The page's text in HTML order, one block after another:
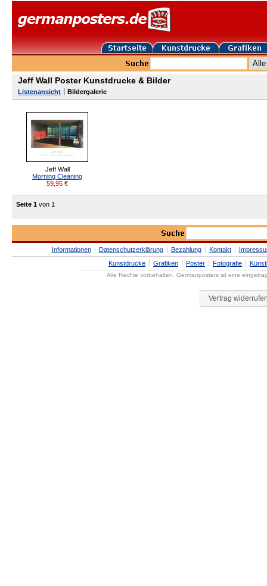
Jeff Wall Poster Kunstdrucke & Bilder
Listenansicht Bildergalerie
Jeff Wall
Morning Cleaning
59,95 €
Seite 1 von 1
Informationen Datenschutzerklärung Bezahlung Kontakt
Kunstdrucke
Grafiken Poster Fotografie
Alle Rechte vorbehalten. Germanposters ist eine
Vertrag